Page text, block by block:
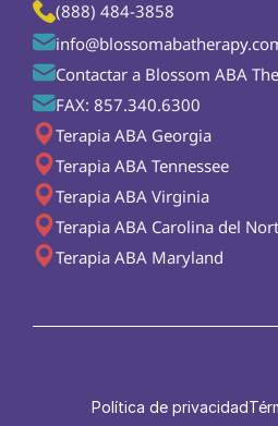
(888) 484-3858
Contactar a Blossom ABA
FAX: 857.340.6300
Terapia ABA Georgia
Terapia ABA Tennessee
Terapia ABA Virginia
Terapia ABA Carolina del
Terapia ABA Maryland
Política de privacidad